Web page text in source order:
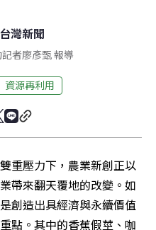
台灣新聞
者廖彥甄 報導
資源再利用
重壓力下，農業新創正以
帶來翻天覆地的改變。如
創造出具經濟與永續價值
點。其中的香蕉假莖、咖